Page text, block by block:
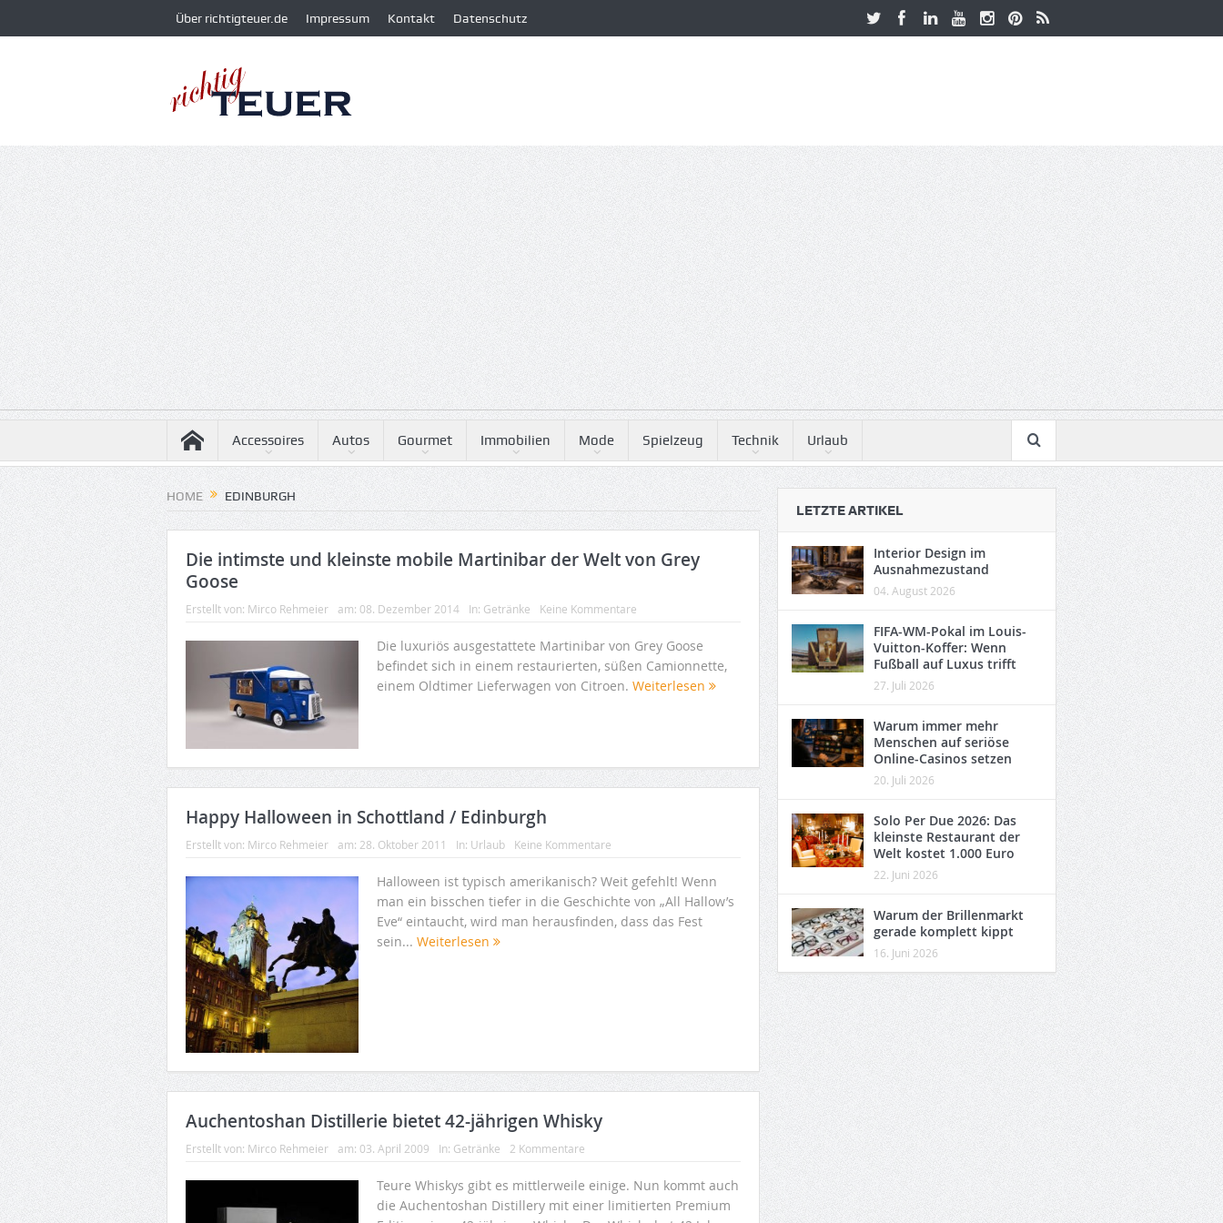
Über richtigteuer.de Impressum Kontakt Datenschutz
Accessoires Autos Gourmet Immobilien Mode Spielzeug Technik Urlaub
HOME EDINBURGH
Die intimste und kleinste mobile Martinibar der Welt von Grey
Goose
Erstellt von: Mirco Rehmeier am: 08. Dezember 2014 In: Getränke Keine Kommentare
Die luxuriös ausgestattete Martinibar von Grey Goose
befindet sich in einem restaurierten, süßen Camionnette,
einem Oldtimer Lieferwagen von Citroen. Weiterlesen
Happy Halloween in Schottland / Edinburgh
Erstellt von: Mirco Rehmeier am: 28. Oktober 2011 In: Urlaub Keine Kommentare
Halloween ist typisch amerikanisch? Weit gefehlt! Wenn
man ein bisschen tiefer in die Geschichte von „All Hallow’s
Eve“ eintaucht, wird man herausfinden, dass das Fest
sein... Weiterlesen
Auchentoshan Distillerie bietet 42-jährigen Whisky
Erstellt von: Mirco Rehmeier am: 03. April 2009 In: Getränke 2 Kommentare
Teure Whiskys gibt es mittlerweile einige. Nun kommt auch
die Auchentoshan Distillery mit einer limitierten Premium
LETZTE ARTIKEL
Interior Design im
Ausnahmezustand
04. August 2026
FIFA-WM-Pokal im Louis-
Vuitton-Koffer: Wenn
Fußball auf Luxus trifft
27. Juli 2026
Warum immer mehr
Menschen auf seriöse
Online-Casinos setzen
20. Juli 2026
Solo Per Due 2026: Das
kleinste Restaurant der
Welt kostet 1.000 Euro
22. Juni 2026
Warum der Brillenmarkt
gerade komplett kippt
16. Juni 2026